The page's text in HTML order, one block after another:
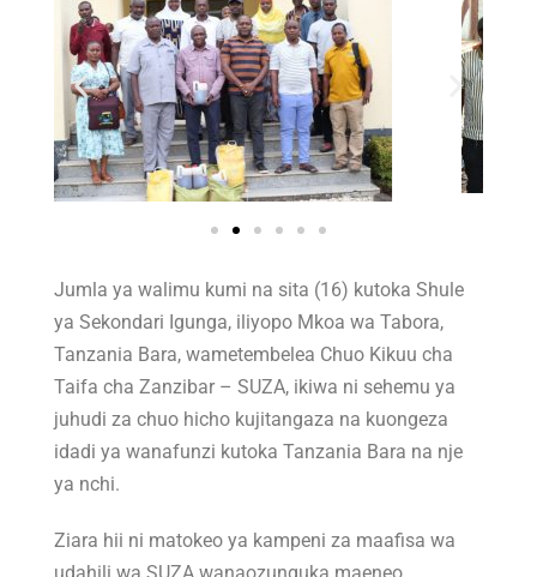
Jumla ya walimu kumi na sita (16) kutoka Shule
ya Sekondari Igunga, iliyopo Mkoa wa Tabora,
Tanzania Bara, wametembelea Chuo Kikuu cha
Taifa cha Zanzibar – SUZA, ikiwa ni sehemu ya
juhudi za chuo hicho kujitangaza na kuongeza
idadi ya wanafunzi kutoka Tanzania Bara na nje
ya nchi.
Ziara hii ni matokeo ya kampeni za maafisa wa